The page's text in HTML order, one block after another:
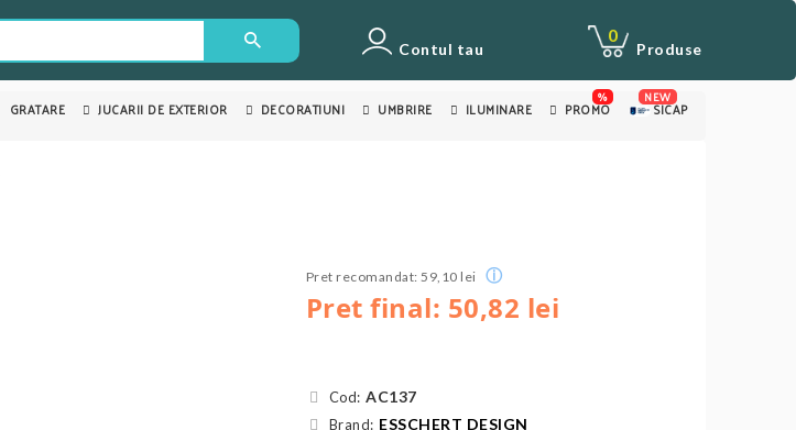
Contul tau Produse
0
GRATARE JUCARII DE EXTERIOR DECORATIUNI UMBRIRE ILUMINARE PROMO
%
SICAP
NEW
Pret final: 50,82 lei
Pret recomandat: 59,10 lei ⓘ
Cod: AC137
Brand: ESSCHERT DESIGN